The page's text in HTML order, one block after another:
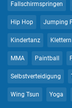
Fallschirmspringen
Hip Hop Jumping
Kindertanz Klettern
MMA Paintball
Selbstverteidigung
Wing Tsun Yoga